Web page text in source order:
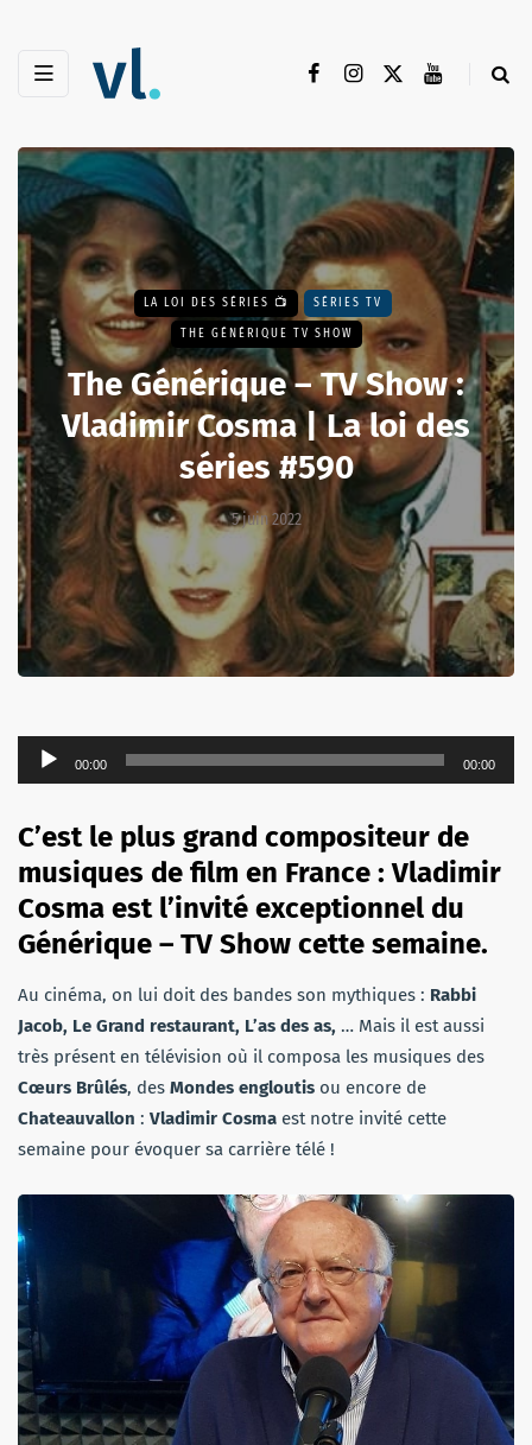
LA LOI DES SÉRIES 📺 SÉRIES TV
THE GÉNÉRIQUE TV SHOW
The Générique – TV Show :
Vladimir Cosma | La loi des
séries #590
5 juin 2022
Lecteur
audio
00:00 00:00
C’est le plus grand compositeur de
musiques de film en France : Vladimir
Cosma est l’invité exceptionnel du
Générique – TV Show cette semaine.
Au cinéma, on lui doit des bandes son mythiques : Rabbi
Jacob, Le Grand restaurant, L’as des as, … Mais il est aussi
très présent en télévision où il composa les musiques des
Cœurs Brûlés, des Mondes engloutis ou encore de
Chateauvallon : Vladimir Cosma est notre invité cette
semaine pour évoquer sa carrière télé !